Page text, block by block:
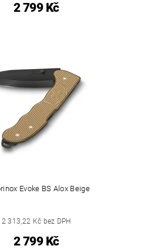
2 799 Kč
Evoke BS Alox Beige
2 313,22 Kč bez DPH
2 799 Kč